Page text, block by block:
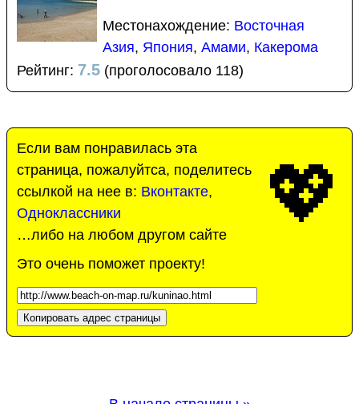
Местонахождение: Восточная
Азия, Япония, Амами, Какерома
Рейтинг: 7.5 (проголосовало 118)
💖
Если вам понравилась эта
страница, пожалуйтса, поделитесь
ссылкой на нее в: Вконтакте,
Одноклассники
…либо на любом другом сайте
Это очень поможет проекту!
Копировать адрес страницы